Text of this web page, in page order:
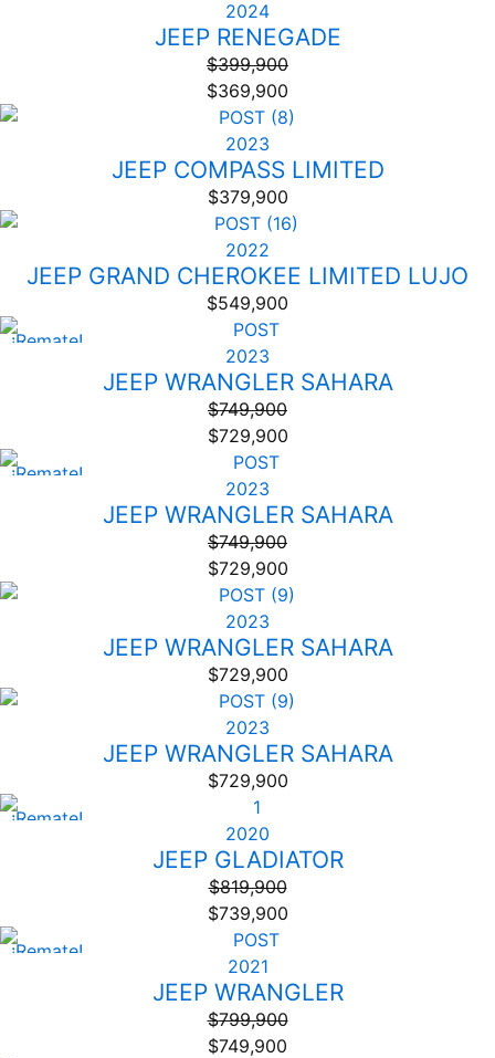
2024
JEEP RENEGADE
$399,900
$369,900
2023
JEEP COMPASS LIMITED
$379,900
2022
JEEP GRAND CHEROKEE LIMITED LUJO
$549,900
¡Remate!
2023
JEEP WRANGLER SAHARA
$749,900
$729,900
¡Remate!
2023
JEEP WRANGLER SAHARA
$749,900
$729,900
2023
JEEP WRANGLER SAHARA
$729,900
2023
JEEP WRANGLER SAHARA
$729,900
¡Remate!
2020
JEEP GLADIATOR
$819,900
$739,900
¡Remate!
2021
JEEP WRANGLER
$799,900
$749,900